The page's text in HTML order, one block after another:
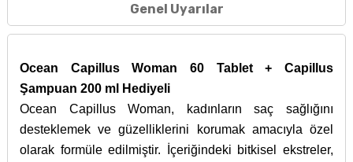
Genel Uyarılar
Ocean Capillus Woman 60 Tablet + Capillus
Şampuan 200 ml Hediyeli
Ocean Capillus Woman, kadınların saç sağlığını
desteklemek ve güzelliklerini korumak amacıyla özel
olarak formüle edilmiştir. İçeriğindeki bitkisel ekstreler,